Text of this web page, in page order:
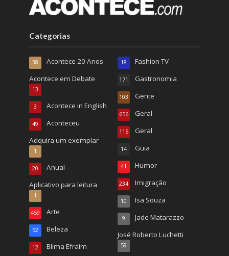
Categorias
Acontece 20 Anos
38
Acontece em Debate
13
Acontece in English
3
Aconteceu
49
Adquira um exemplar
1
Anual
20
Aplicativo para leitura
1
Arte
459
Beleza
52
Blima Efraim
12
Fashion TV
18
Gastronomia
171
Gente
103
Geral
656
Geral
115
Guia
14
Humor
41
Imigração
234
Isa Souza
10
Jade Matarazzo
9
José Roberto Luchetti
59